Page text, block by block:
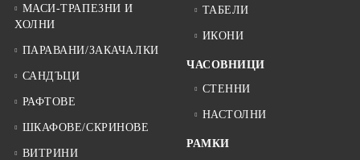
МАСИ-ТРАПЕЗНИ И
ХОЛНИ
ПАРАВАНИ/ЗАКАЧАЛКИ
САНДЪЦИ
РАФТОВЕ
ШКАФОВЕ/СКРИНОВЕ
ВИТРИНИ
ТАБЕЛИ
ИКОНИ
ЧАСОВНИЦИ
СТЕННИ
НАСТОЛНИ
РАМКИ